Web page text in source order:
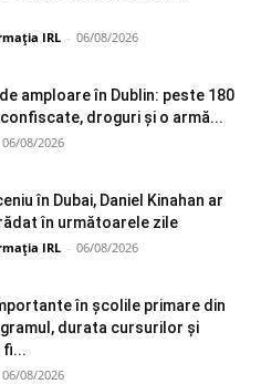
IRL - 06/08/2026
amploare în Dublin: peste 180
droguri și o armă...
06/08/2026
în Dubai, Daniel Kinahan ar
în următoarele zile
IRL - 06/08/2026
în școlile primare din
durata cursurilor și
fi...
06/08/2026